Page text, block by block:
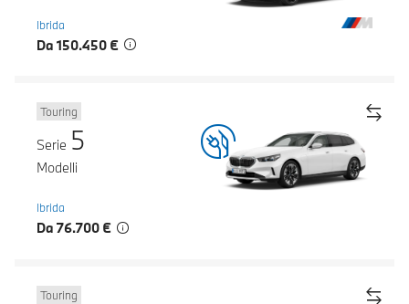
Ibrida
Da 150.450 €
Touring
Serie 5
Modelli
Ibrida
Da 76.700 €
Touring